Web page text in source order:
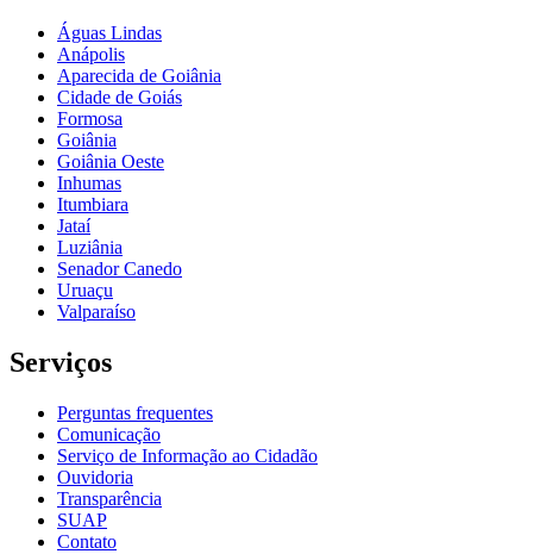
Águas Lindas
Anápolis
Aparecida de Goiânia
Cidade de Goiás
Formosa
Goiânia
Goiânia Oeste
Inhumas
Itumbiara
Jataí
Luziânia
Senador Canedo
Uruaçu
Valparaíso
Serviços
Perguntas frequentes
Comunicação
Serviço de Informação ao Cidadão
Ouvidoria
Transparência
SUAP
Contato